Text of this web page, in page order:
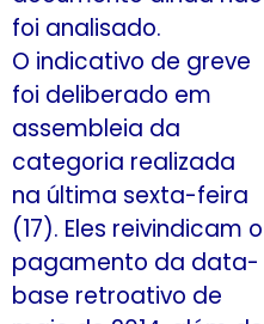
foi analisado.
O indicativo de greve
foi deliberado em
assembleia da
categoria realizada
na última sexta-feira
(17). Eles reivindicam o
pagamento da data-
base retroativo de